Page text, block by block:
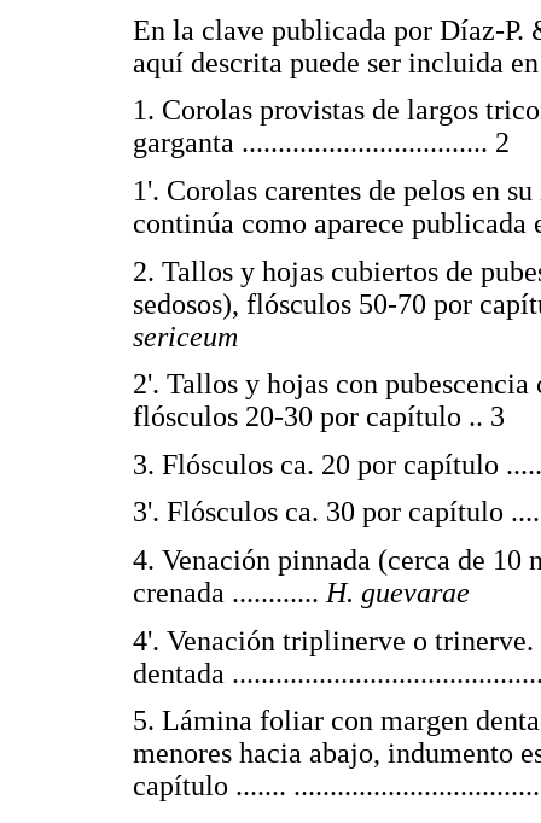
En la clave publicada por Díaz-P.
aquí descrita puede ser incluida
1. Corolas provistas de largos
garganta .................................. 2
1'. Corolas carentes de pelos en
continúa como aparece publicada
2. Tallos y hojas cubiertos de
sedosos), flósculos 50-70 por
sericeum
2'. Tallos y hojas con
flósculos 20-30 por capítulo .. 3
3. Flósculos ca. 20 por capítulo
3'. Flósculos ca. 30 por capítulo
4. Venación pinnada (cerca de
crenada ............ H. guevarae
4'. Venación triplinerve o
dentada
5. Lámina foliar con margen
menores hacia abajo, indumento
capítulo .......